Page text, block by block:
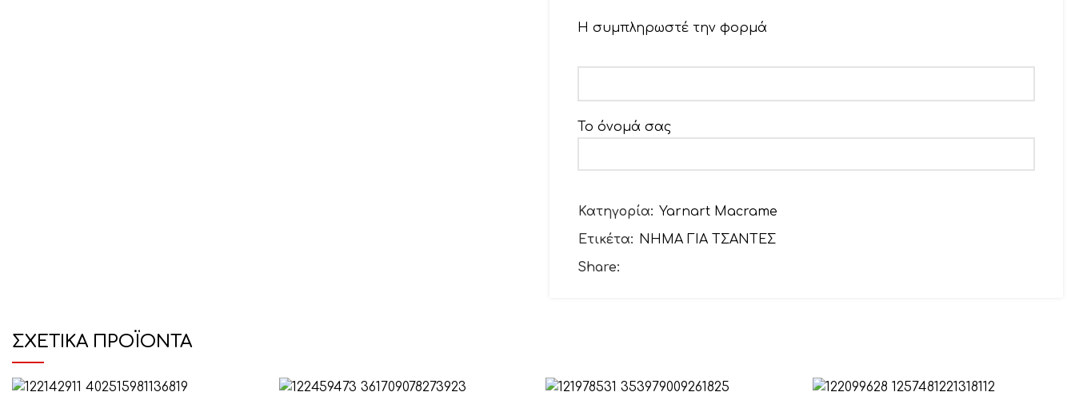
Η συμπληρωστέ την φορμά
Το όνομά σας
Θέμα
Κατηγορία: Yarnart Macrame
Ετικέτα: ΝΗΜΑ ΓΙΑ ΤΣΑΝΤΕΣ
Share:
ΣΧΕΤΙΚΆ ΠΡΟΪΌΝΤΑ